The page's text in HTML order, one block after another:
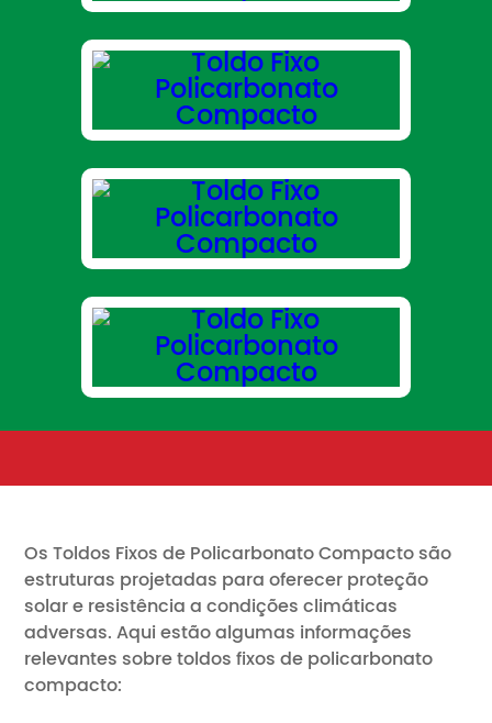
Os Toldos Fixos de Policarbonato Compacto são
estruturas projetadas para oferecer proteção
solar e resistência a condições climáticas
adversas. Aqui estão algumas informações
relevantes sobre toldos fixos de policarbonato
compacto: